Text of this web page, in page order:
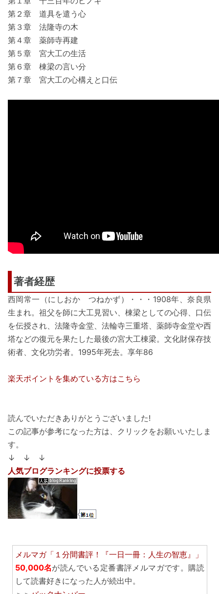
第２章 道具を遣う心
第３章 法隆寺の木
第４章 薬師寺再建
第５章 宮大工の生活
第６章 棟梁の言い分
第７章 宮大工の心構えと口伝
著者経歴
西岡常一（にしおか つねかず）・・・1908年、奈良県
生まれ。祖父を師に大工見習い、棟梁としての心得、口伝
を伝授され、法隆寺金堂、法輪寺三重塔、薬師寺金堂や西
塔などの復元を果たした最後の宮大工棟梁。文化財保存技
術者、文化功労者。1995年死去。享年86
楽天ポイントを集めている方はこちら
読んでいただきありがとうございました!
この記事が参考になった方は、クリックをお願いいたしま
す。
↓ ↓ ↓
人気ブログランキングに投票する
メルマガ「１分間書評！『一日一冊：人生の智恵』」
50,000名が読んでいる定番書評メルマガです。購読
して読書好きになった人が続出中。